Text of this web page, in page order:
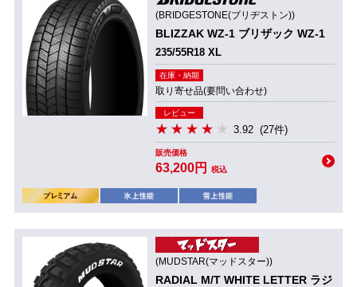
(BRIDGESTONE(ブリヂストン))
BLIZZAK WZ-1 ブリザック WZ-1
235/55R18 XL
在庫・納期
取り寄せ品(要問い合わせ)
レビュー
3.92 (27件)
販売価格
63,200円 税込
(MUDSTAR(マッドスター))
RADIAL M/T WHITE LETTER ラジ